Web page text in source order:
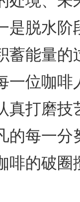
是脱水阶
蓄能量的
一位咖啡
真打磨技
的每一分
啡的破圈